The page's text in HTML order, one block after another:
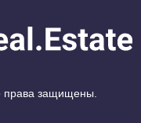
права защищены.